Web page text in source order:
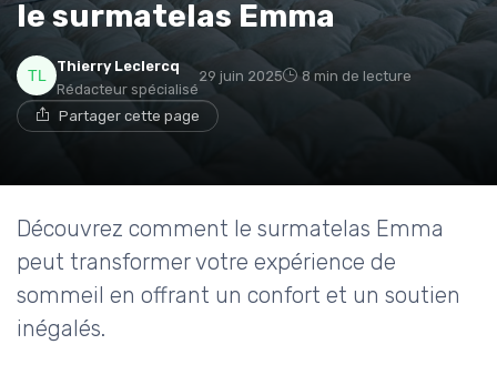
le surmatelas Emma
Thierry Leclercq
Rédacteur spécialisé
29 juin 2025 8 min de lecture
Partager cette page
Découvrez comment le surmatelas Emma
peut transformer votre expérience de
sommeil en offrant un confort et un soutien
inégalés.
→ Je rejoins le club
Non merci, peut-être plus tard